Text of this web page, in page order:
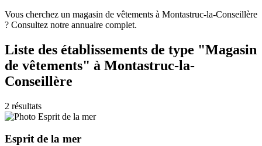
Vous cherchez un magasin de vêtements à Montastruc-la-Conseillère
? Consultez notre annuaire complet.
Liste des établissements de type "Magasin
de vêtements" à Montastruc-la-
Conseillère
2 résultats
Esprit de la mer